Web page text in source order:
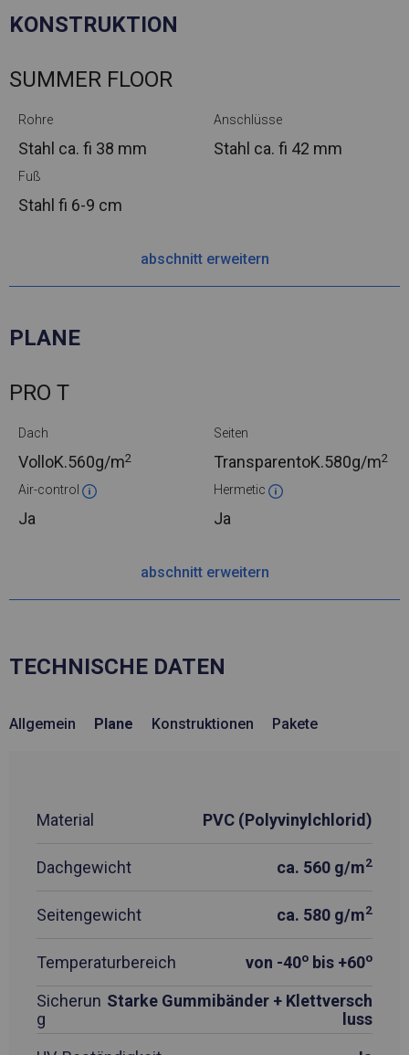
KONSTRUKTION
SUMMER FLOOR
Rohre
Stahl ca. fi 38 mm
Anschlüsse
Stahl ca. fi 42 mm
Fuß
Stahl fi 6-9 cm
abschnitt erweitern
PLANE
PRO T
Dach
VolloK.560g/m2
Seiten
TransparentoK.580g/m2
Air-control
Ja
Hermetic
Ja
abschnitt erweitern
TECHNISCHE DATEN
Allgemein Plane Konstruktionen Pakete
Material PVC (Polyvinylchlorid)
Dachgewicht ca. 560 g/m2
Seitengewicht ca. 580 g/m2
Temperaturbereich von -40o bis +60o
Sicherun
g
Starke Gummibänder + Klettversch
luss